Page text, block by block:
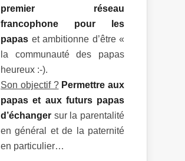
premier réseau
francophone pour les
papas et ambitionne d’être «
la communauté des papas
heureux :-).
Son objectif ? Permettre aux
papas et aux futurs papas
d’échanger sur la parentalité
en général et de la paternité
en particulier…